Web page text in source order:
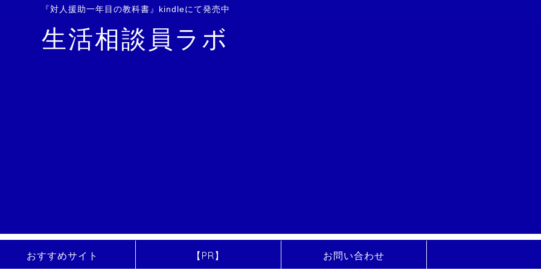
『対人援助一年目の教科書』kindleにて発売中
生活相談員ラボ
おすすめサイト 【PR】 お問い合わせ